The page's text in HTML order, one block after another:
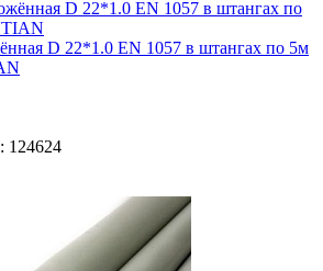
D 22*1.0 EN 1057 в штангах по 5м
124624